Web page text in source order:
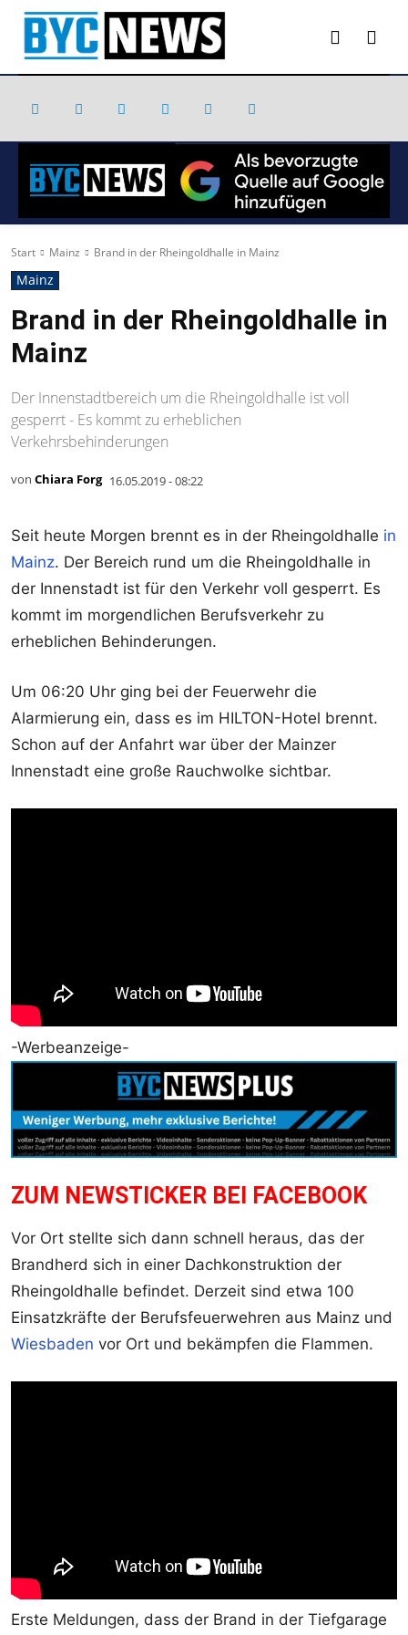
Start Mainz Brand in der Rheingoldhalle in Mainz
Mainz
Brand in der Rheingoldhalle in
Mainz
Der Innenstadtbereich um die Rheingoldhalle ist voll
gesperrt - Es kommt zu erheblichen
Verkehrsbehinderungen
von Chiara Forg 16.05.2019 - 08:22
Seit heute Morgen brennt es in der Rheingoldhalle in
Mainz. Der Bereich rund um die Rheingoldhalle in
der Innenstadt ist für den Verkehr voll gesperrt. Es
kommt im morgendlichen Berufsverkehr zu
erheblichen Behinderungen.
Um 06:20 Uhr ging bei der Feuerwehr die
Alarmierung ein, dass es im HILTON-Hotel brennt.
Schon auf der Anfahrt war über der Mainzer
Innenstadt eine große Rauchwolke sichtbar.
-Werbeanzeige-
ZUM NEWSTICKER BEI FACEBOOK
Vor Ort stellte sich dann schnell heraus, das der
Brandherd sich in einer Dachkonstruktion der
Rheingoldhalle befindet. Derzeit sind etwa 100
Einsatzkräfte der Berufsfeuerwehren aus Mainz und
Wiesbaden vor Ort und bekämpfen die Flammen.
Erste Meldungen, dass der Brand in der Tiefgarage